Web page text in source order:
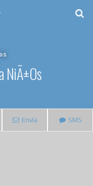
NiÃ±os
Envía SMS